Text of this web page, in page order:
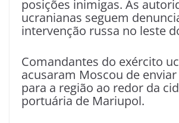
posições inimigas. As
ucranianas seguem
intervenção russa no leste
Comandantes do exército
acusaram Moscou de
para a região ao redor da
portuária de Mariupol.